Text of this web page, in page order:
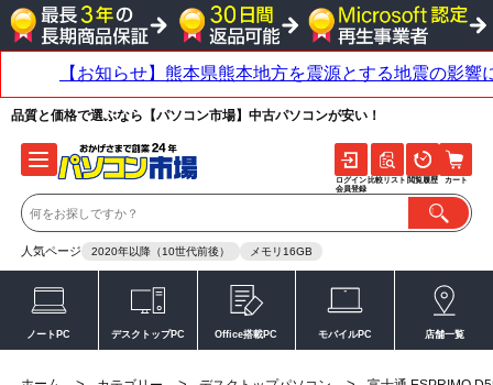
品質と価格で選ぶなら【パソコン市場】中古パソコンが安い！
人気ページ 2020年以降（10世代前後） メモリ16GB
ログイン
会員登録
比較リスト 閲覧履歴 カート
ノートPC デスクトップPC Office搭載PC モバイルPC 店舗一覧